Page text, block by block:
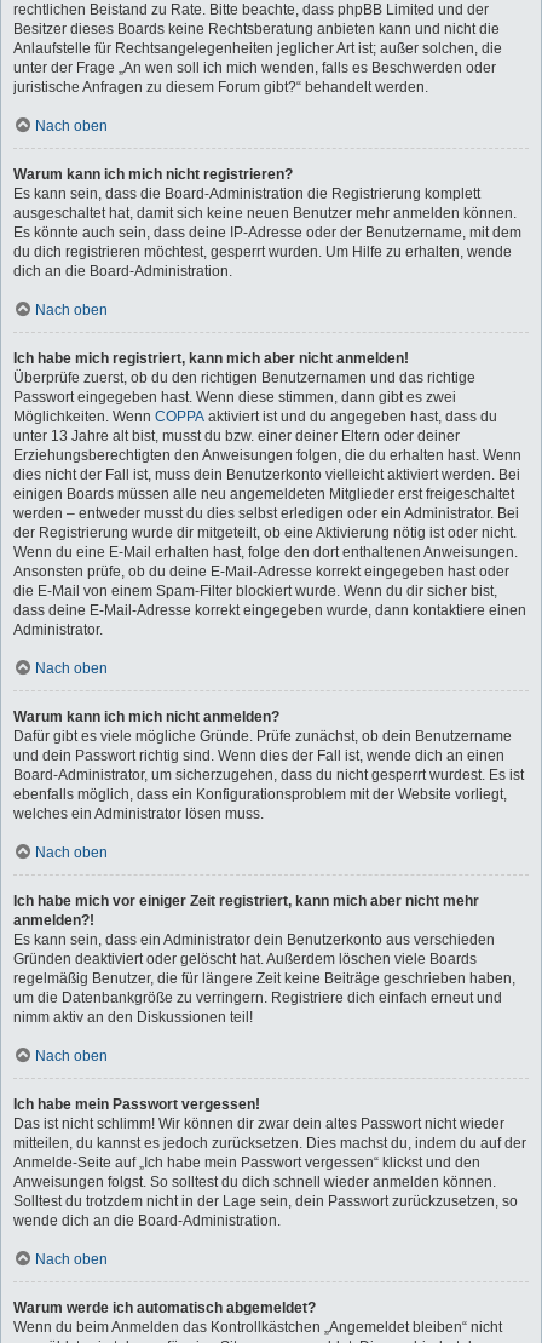
rechtlichen Beistand zu Rate. Bitte beachte, dass phpBB Limited und der
Besitzer dieses Boards keine Rechtsberatung anbieten kann und nicht die
Anlaufstelle für Rechtsangelegenheiten jeglicher Art ist; außer solchen, die
unter der Frage „An wen soll ich mich wenden, falls es Beschwerden oder
juristische Anfragen zu diesem Forum gibt?“ behandelt werden.
Nach oben
Warum kann ich mich nicht registrieren?
Es kann sein, dass die Board-Administration die Registrierung komplett
ausgeschaltet hat, damit sich keine neuen Benutzer mehr anmelden können.
Es könnte auch sein, dass deine IP-Adresse oder der Benutzername, mit dem
du dich registrieren möchtest, gesperrt wurden. Um Hilfe zu erhalten, wende
dich an die Board-Administration.
Nach oben
Ich habe mich registriert, kann mich aber nicht anmelden!
Überprüfe zuerst, ob du den richtigen Benutzernamen und das richtige
Passwort eingegeben hast. Wenn diese stimmen, dann gibt es zwei
Möglichkeiten. Wenn COPPA aktiviert ist und du angegeben hast, dass du
unter 13 Jahre alt bist, musst du bzw. einer deiner Eltern oder deiner
Erziehungsberechtigten den Anweisungen folgen, die du erhalten hast. Wenn
dies nicht der Fall ist, muss dein Benutzerkonto vielleicht aktiviert werden. Bei
einigen Boards müssen alle neu angemeldeten Mitglieder erst freigeschaltet
werden – entweder musst du dies selbst erledigen oder ein Administrator. Bei
der Registrierung wurde dir mitgeteilt, ob eine Aktivierung nötig ist oder nicht.
Wenn du eine E-Mail erhalten hast, folge den dort enthaltenen Anweisungen.
Ansonsten prüfe, ob du deine E-Mail-Adresse korrekt eingegeben hast oder
die E-Mail von einem Spam-Filter blockiert wurde. Wenn du dir sicher bist,
dass deine E-Mail-Adresse korrekt eingegeben wurde, dann kontaktiere einen
Administrator.
Nach oben
Warum kann ich mich nicht anmelden?
Dafür gibt es viele mögliche Gründe. Prüfe zunächst, ob dein Benutzername
und dein Passwort richtig sind. Wenn dies der Fall ist, wende dich an einen
Board-Administrator, um sicherzugehen, dass du nicht gesperrt wurdest. Es ist
ebenfalls möglich, dass ein Konfigurationsproblem mit der Website vorliegt,
welches ein Administrator lösen muss.
Nach oben
Ich habe mich vor einiger Zeit registriert, kann mich aber nicht mehr
anmelden?!
Es kann sein, dass ein Administrator dein Benutzerkonto aus verschieden
Gründen deaktiviert oder gelöscht hat. Außerdem löschen viele Boards
regelmäßig Benutzer, die für längere Zeit keine Beiträge geschrieben haben,
um die Datenbankgröße zu verringern. Registriere dich einfach erneut und
nimm aktiv an den Diskussionen teil!
Nach oben
Ich habe mein Passwort vergessen!
Das ist nicht schlimm! Wir können dir zwar dein altes Passwort nicht wieder
mitteilen, du kannst es jedoch zurücksetzen. Dies machst du, indem du auf der
Anmelde-Seite auf „Ich habe mein Passwort vergessen“ klickst und den
Anweisungen folgst. So solltest du dich schnell wieder anmelden können.
Solltest du trotzdem nicht in der Lage sein, dein Passwort zurückzusetzen, so
wende dich an die Board-Administration.
Nach oben
Warum werde ich automatisch abgemeldet?
Wenn du beim Anmelden das Kontrollkästchen „Angemeldet bleiben“ nicht